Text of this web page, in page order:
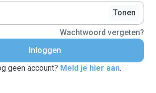
Tonen
Wachtwoord vergeten?
Inloggen
geen account? Meld je hier aan.